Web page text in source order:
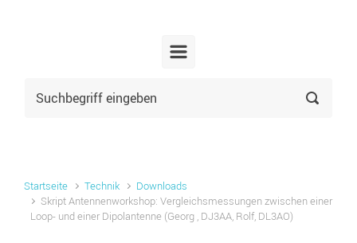
Startseite Technik
Downloads
Skript Antennenworkshop: Vergleichsmessungen zwischen einer
Loop- und einer Dipolantenne (Georg , DJ3AA, Rolf, DL3AO)